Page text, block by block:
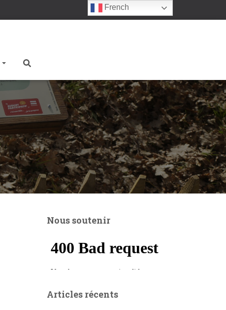
Nous soutenir
Articles récents
French